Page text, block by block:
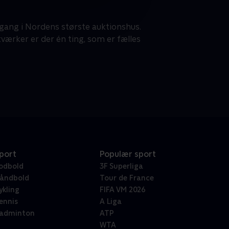
i Nordens største auktionshus.
er der én ting, som er fælles
Populær sport
3F Superliga
Tour de France
FIFA VM 2026
A Liga
ATP
WTA